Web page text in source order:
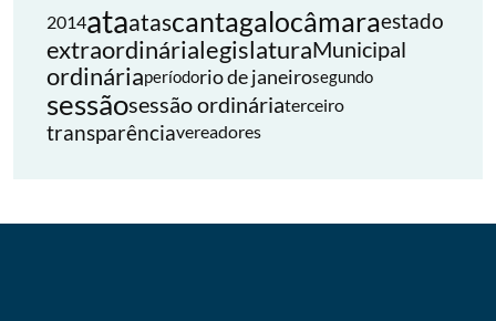
2014ataatascantagalocâmaraestado
extraordinárialegislaturaMunicipal
ordináriaperíodorio de janeirosegundo
sessãosessão ordináriaterceiro
transparênciavereadores